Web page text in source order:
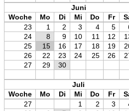
Juni
Woche
Mo Di Mi Do Fr
23
1 2 3 4 5
24
8 9 10 11 12
25
15 16 17 18 19
26
22 23 24 25 26
27
29 30
Juli
Woche
Mo Di Mi Do Fr
27
1 2 3